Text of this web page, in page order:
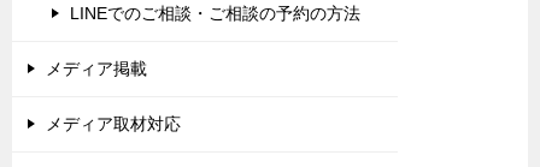
LINEでのご相談・ご相談の予約の方法
メディア掲載
メディア取材対応